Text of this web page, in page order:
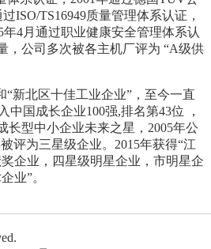
ISO/TS16949质量管理体系认证，
年4月通过职业健康安全管理体系认
，公司多次被各主机厂评为 “A级供
新北区十佳工业企业”，至今一直
国成长企业100强,排名第43位 ，
长型中小企业未来之星，2005年公
评为三星级企业。2015年获得“江
企业，四星级明星企业，市明星企
业”。